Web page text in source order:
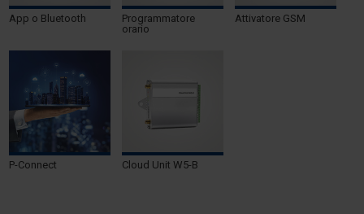
App o Bluetooth
Programmatore
orario
Attivatore GSM
P-Connect Cloud Unit W5-B